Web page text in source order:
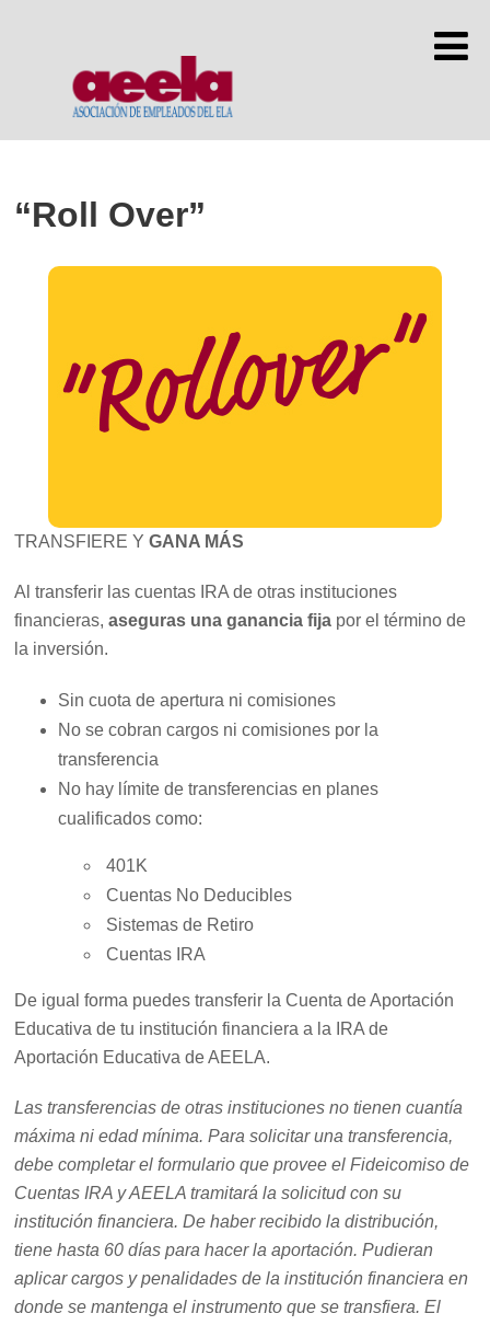
“Roll Over”
TRANSFIERE YGANA MÁS
Al transferir las cuentas IRA de otras instituciones
financieras,aseguras una ganancia fija por el término de
la inversión.
Sin cuota de apertura ni comisiones
No se cobran cargos ni comisiones por la
transferencia
No hay límite de transferencias en planes
cualificados como:
401K
Cuentas No Deducibles
Sistemas de Retiro
Cuentas IRA
De igual forma puedes transferir la Cuenta de Aportación
Educativa de tu institución financiera a la IRA de
Aportación Educativa de AEELA.
Las transferencias de otras instituciones no tienen cuantía
máxima ni edad mínima. Para solicitar una transferencia,
debe completar el formulario que provee el Fideicomiso de
Cuentas IRA y AEELA tramitará la solicitud con su
institución financiera. De haber recibido la distribución,
tiene hasta 60 días para hacer la aportación. Pudieran
aplicar cargos y penalidades de la institución financiera en
donde se mantenga el instrumento que se transfiera. El